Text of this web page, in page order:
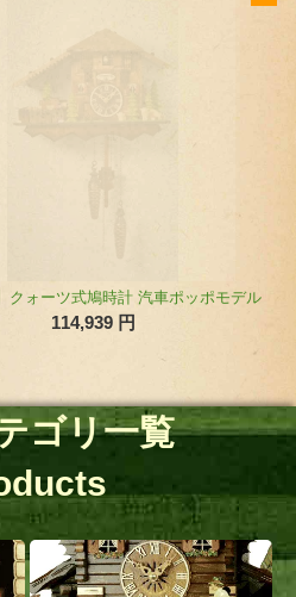
【オンライン限定】クォーツ式鳩時計 汽車ポッポモデル 42810QMT（ミドルサイズ）
円
ゴリ一覧